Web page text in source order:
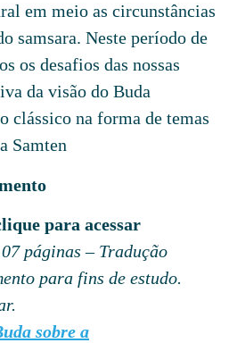
em meio as circunstâncias
samsara. Neste período de
os desafios das nossas
da visão do Buda
clássico na forma de temas
Samten
para acessar
páginas – Tradução
para fins de estudo.
sobre a